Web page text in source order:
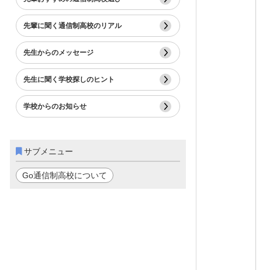
先輩に聞く通信制高校のリアル
先生からのメッセージ
先生に聞く学校探しのヒント
学校からのお知らせ
サブメニュー
Go通信制高校について